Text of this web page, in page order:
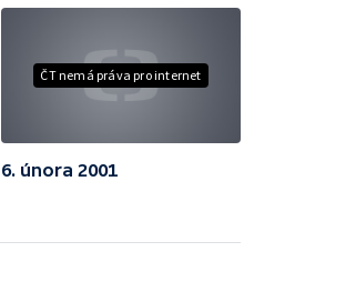
ČT nemá práva pro internet
6. února 2001